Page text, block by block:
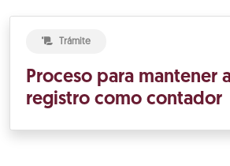
Trámite
Proceso para mantener
registro como contador